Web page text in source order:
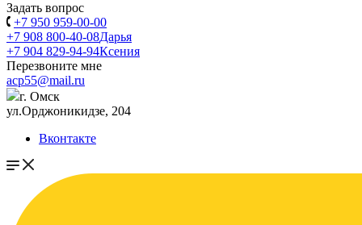
Задать вопрос
+7 950 959-00-00
+7 908 800-40-08Дарья
+7 904 829-94-94Ксения
Перезвоните мне
acp55@mail.ru
г. Омск
ул.Орджоникидзе, 204
Вконтакте